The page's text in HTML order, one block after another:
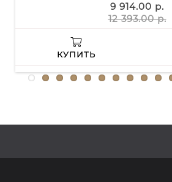
9 914.00 р.
12 393.00 р.
КУПИТЬ